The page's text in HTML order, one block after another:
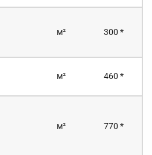
м² 300 *
м² 460 *
м² 770 *